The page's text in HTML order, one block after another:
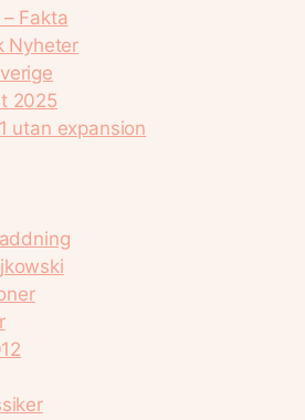
Fakta
Nyheter
2025
utan expansion